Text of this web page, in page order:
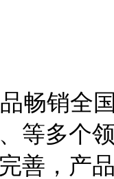
畅销全
等多个
善，产